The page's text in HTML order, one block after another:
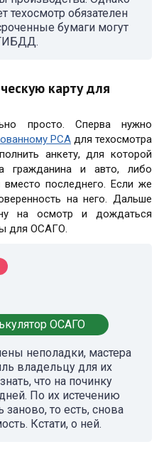
техосмотр обязателен
бумаги могут
карту для
просто. Сперва нужно
РСА для техосмотра
анкету, для которой
гражданина и авто, либо
вместо последнего. Если же
на него. Дальше
на осмотр и дождаться
для ОСАГО.
ОСАГО
неполадки, мастера
владельцу для их
что на починку
По их истечению
то есть, снова
Кстати, о ней.